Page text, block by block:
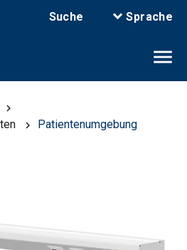
Suche Sprache
Patientenumgebung